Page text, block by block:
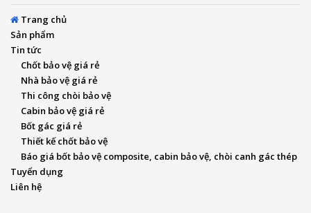
Trang chủ
Sản phẩm
Tin tức
Chốt bảo vệ giá rẻ
Nhà bảo vệ giá rẻ
Thi công chòi bảo vệ
Cabin bảo vệ giá rẻ
Bốt gác giá rẻ
Thiết kế chốt bảo vệ
Báo giá bốt bảo vệ composite, cabin bảo vệ, chòi canh gác thép
Tuyển dụng
Liên hệ